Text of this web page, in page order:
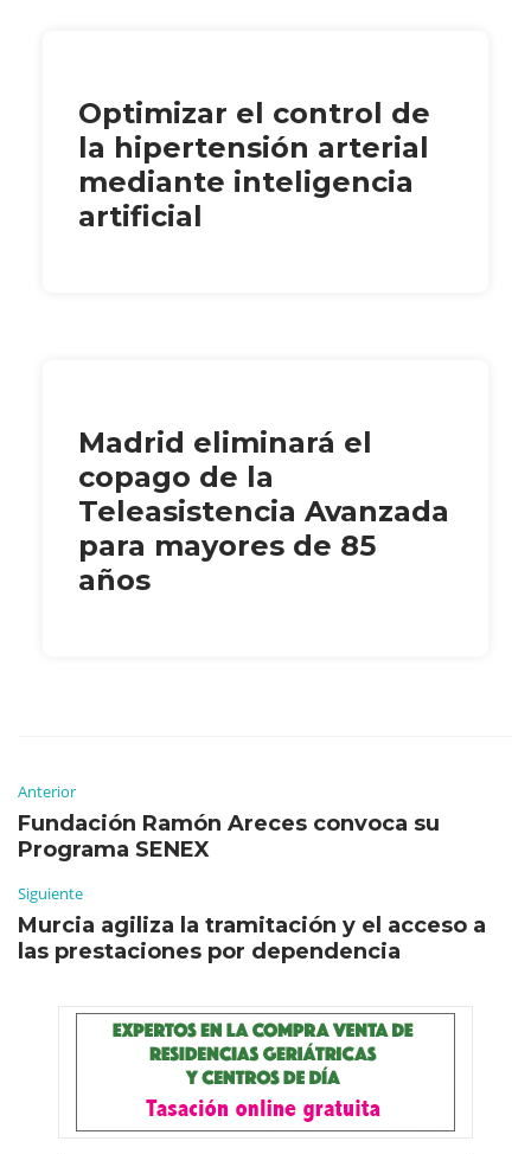
Optimizar el control de
la hipertensión arterial
mediante inteligencia
artificial
Madrid eliminará el
copago de la
Teleasistencia Avanzada
para mayores de 85
años
Anterior
Fundación Ramón Areces convoca su
Programa SENEX
Siguiente
Murcia agiliza la tramitación y el acceso a
las prestaciones por dependencia